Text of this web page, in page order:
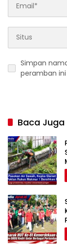
Simpan
peramban
Baca Juga